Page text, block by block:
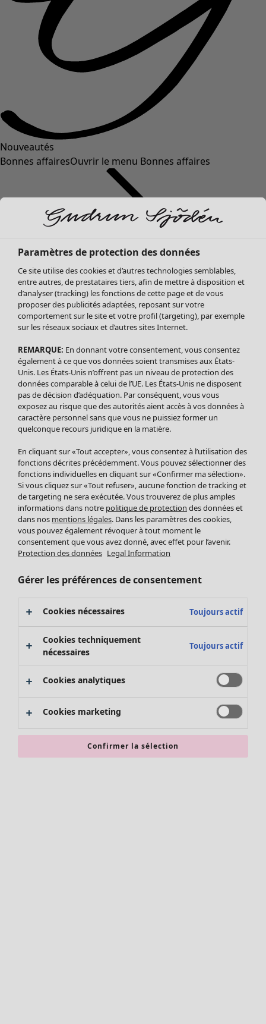
Nouveautés
Bonnes affairesOuvrir le menu Bonnes affaires
Soldes Vêtements
Tous les vêtements
Robes
Tuniques
Blouses
Tops
Gilets
Pantalon
Jupes
Leggings et collants
Accessoires
Chaussures
Vêtements de bain
Basics
Soldes Mobilier
Bonnes affaires déco
Décoration
Textiles
Tapis
Éponge
Promos SOLDES
Les promos de Gudrun Sjödén
Nouvel arrivage
Bonnes affaires en soldes - jusqu'à -70
Paramètres de protection des données
Ce site utilise des cookies et d’autres technologies semblables,
entre autres, de prestataires tiers, afin de mettre à disposition et
d’analyser (tracking) les fonctions de cette page et de vous
proposer des publicités adaptées, reposant sur votre
comportement sur le site et votre profil (targeting), par exemple
sur les réseaux sociaux et d’autres sites Internet.
REMARQUE: En donnant votre consentement, vous consentez
également à ce que vos données soient transmises aux États-
Unis. Les États-Unis n’offrent pas un niveau de protection des
données comparable à celui de l’UE. Les États-Unis ne disposent
pas de décision d’adéquation. Par conséquent, vous vous
exposez au risque que des autorités aient accès à vos données à
caractère personnel sans que vous ne puissiez former un
quelconque recours juridique en la matière.
En cliquant sur «Tout accepter», vous consentez à l’utilisation des
fonctions décrites précédemment. Vous pouvez sélectionner des
fonctions individuelles en cliquant sur «Confirmer ma sélection».
Si vous cliquez sur «Tout refuser», aucune fonction de tracking et
de targeting ne sera exécutée. Vous trouverez de plus amples
informations dans notre politique de protection des données et
dans nos mentions légales. Dans les paramètres des cookies,
vous pouvez également révoquer à tout moment le
consentement que vous avez donné, avec effet pour l’avenir.
Protection des données Legal Information
Gérer les préférences de consentement
Cookies nécessaires Toujours actif
Cookies techniquement
nécessaires
Toujours actif
Cookies analytiques
Cookies marketing
Confirmer la sélection